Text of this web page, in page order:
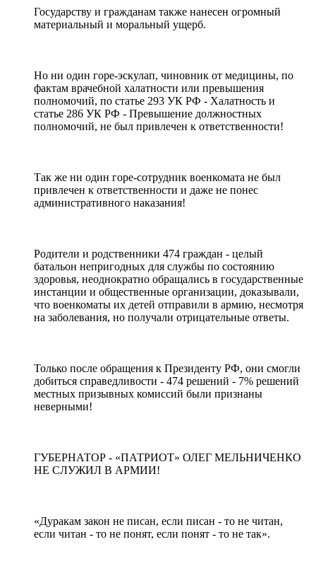
Государству и гражданам также нанесен огромный
материальный и моральный ущерб.
Но ни один горе-эскулап, чиновник от медицины, по
фактам врачебной халатности или превышения
полномочий, по статье 293 УК РФ - Халатность и
статье 286 УК РФ - Превышение должностных
полномочий, не был привлечен к ответственности!
Так же ни один горе-сотрудник военкомата не был
привлечен к ответственности и даже не понес
административного наказания!
Родители и родственники 474 граждан - целый
батальон непригодных для службы по состоянию
здоровья, неоднократно обращались в государственные
инстанции и общественные организации, доказывали,
что военкоматы их детей отправили в армию, несмотря
на заболевания, но получали отрицательные ответы.
Только после обращения к Президенту РФ, они смогли
добиться справедливости - 474 решений - 7% решений
местных призывных комиссий были признаны
неверными!
ГУБЕРНАТОР - «ПАТРИОТ» ОЛЕГ МЕЛЬНИЧЕНКО
НЕ СЛУЖИЛ В АРМИИ!
«Дуракам закон не писан, если писан - то не читан,
если читан - то не понят, если понят - то не так».